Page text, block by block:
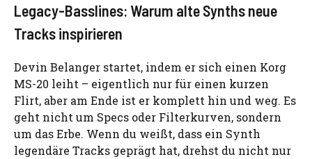
Legacy-Basslines: Warum alte Synths neue
Tracks inspirieren
Devin Belanger startet, indem er sich einen Korg
MS-20 leiht – eigentlich nur für einen kurzen
Flirt, aber am Ende ist er komplett hin und weg. Es
geht nicht um Specs oder Filterkurven, sondern
um das Erbe. Wenn du weißt, dass ein Synth
legendäre Tracks geprägt hat, drehst du nicht nur